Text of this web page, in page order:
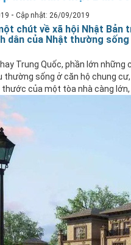
- Cập nhật: 26/09/2019
chút về xã hội Nhật
dân của Nhật thường
Trung Quốc, phần lớn
thường sống ở căn hộ chung
của một tòa nhà càng